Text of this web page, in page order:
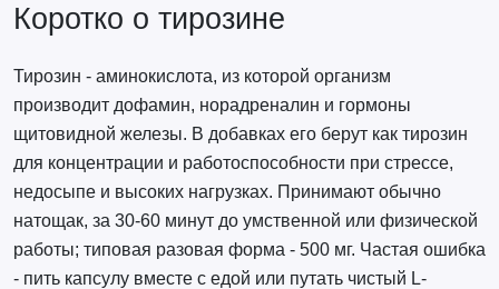
Коротко о тирозине
Тирозин - аминокислота, из которой организм
производит дофамин, норадреналин и гормоны
щитовидной железы. В добавках его берут как тирозин
для концентрации и работоспособности при стрессе,
недосыпе и высоких нагрузках. Принимают обычно
натощак, за 30-60 минут до умственной или физической
работы; типовая разовая форма - 500 мг. Частая ошибка
- пить капсулу вместе с едой или путать чистый L-